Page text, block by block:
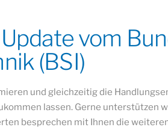
vom
(BSI)
und gleichzeitig die
lassen. Gerne unterstützen
besprechen mit Ihnen die